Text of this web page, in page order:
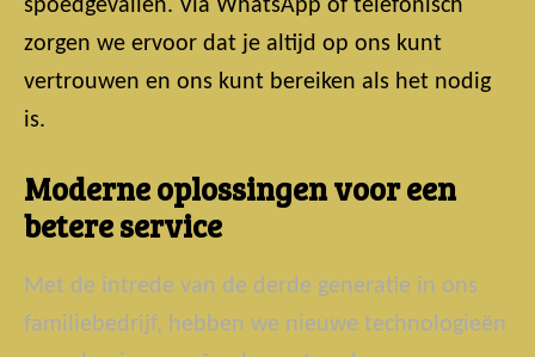
spoedgevallen. Via WhatsApp of telefonisch
zorgen we ervoor dat je altijd op ons kunt
vertrouwen en ons kunt bereiken als het nodig
is.
Moderne oplossingen voor een
betere service
Met de intrede van de derde generatie in ons
familiebedrijf, hebben we nieuwe technologieën